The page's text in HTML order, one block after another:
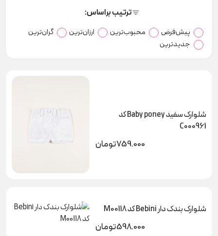
ترتیب براساس:
پیش‌فرض محبوب‌ترین ارزان‌ترین
گران‌ترین
جدیدترین
شلوارک سفید Baby poney کد
C000961
759.000تومان
شلوارک بندک دار Bebini کد M00118
598.000تومان